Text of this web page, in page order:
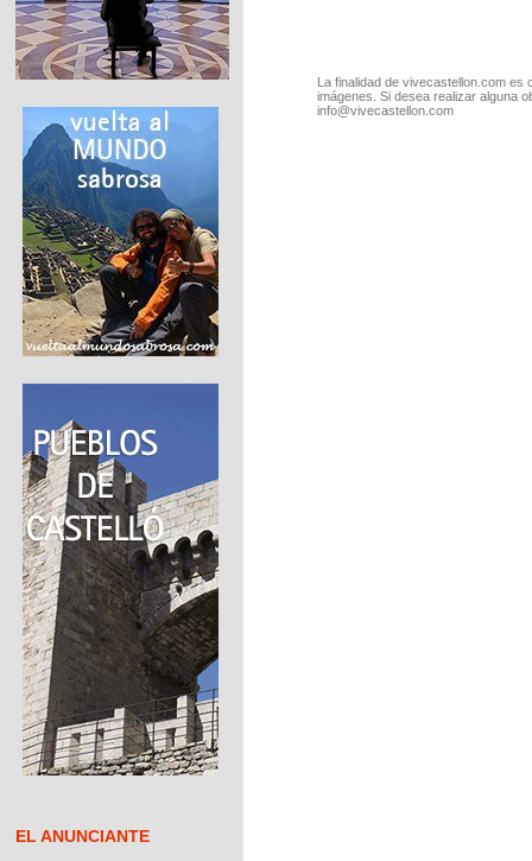
EL ANUNCIANTE
La finalidad de vivecastellon.com
imágenes. Si desea realizar alguna
info@vivecastellon.com